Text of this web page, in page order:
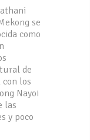
se
como
de
los
Nayoi
las
y poco